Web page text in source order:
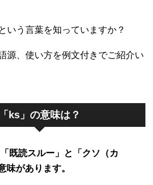
いう言葉を知っていますか？
源、使い方を例文付きでご紹介い
「ks」の意味は？
「既読スルー」と「クソ（カ
味があります。